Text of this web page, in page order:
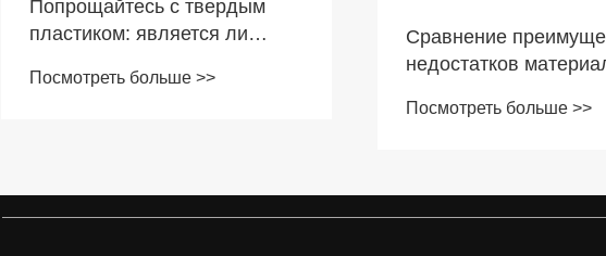
Выбор спортивной обуви:
EVA Sole?
домашних животных?
Посмотреть больше >>